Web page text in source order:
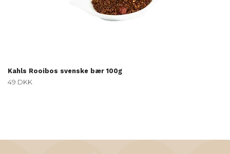
Kahls Rooibos svenske bær 100g
49 DKK